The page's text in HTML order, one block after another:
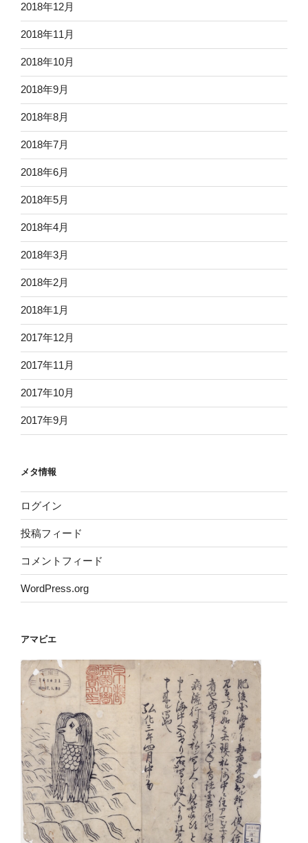
2018年12月
2018年11月
2018年10月
2018年9月
2018年8月
2018年7月
2018年6月
2018年5月
2018年4月
2018年3月
2018年2月
2018年1月
2017年12月
2017年11月
2017年10月
2017年9月
メタ情報
ログイン
投稿フィード
コメントフィード
WordPress.org
アマビエ